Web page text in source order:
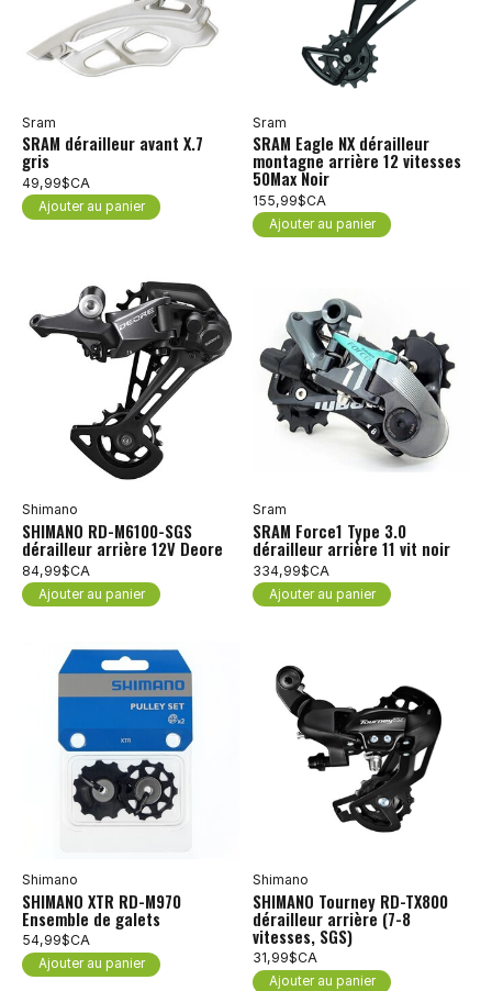
Sram
SRAM dérailleur avant X.7
gris
49,99$CA
Ajouter au panier
Sram
SRAM Eagle NX dérailleur
montagne arrière 12 vitesses
50Max Noir
155,99$CA
Ajouter au panier
Shimano
SHIMANO RD-M6100-SGS
dérailleur arrière 12V Deore
84,99$CA
Ajouter au panier
Sram
SRAM Force1 Type 3.0
dérailleur arrière 11 vit noir
334,99$CA
Ajouter au panier
Shimano
SHIMANO XTR RD-M970
Ensemble de galets
54,99$CA
Ajouter au panier
Shimano
SHIMANO Tourney RD-TX800
dérailleur arrière (7-8
vitesses, SGS)
31,99$CA
Ajouter au panier